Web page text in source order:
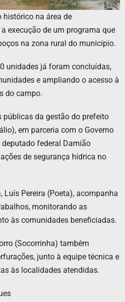
histórico na área de
execução de um programa que
na zona rural do município.
unidades já foram concluídas,
e ampliando o acesso à
do campo.
da gestão do prefeito
em parceria com o Governo
federal Damião
de segurança hídrica no
Luís Pereira (Poeta), acompanha
monitorando as
às comunidades beneficiadas.
(Socorrinha) também
junto à equipe técnica e
às localidades atendidas.